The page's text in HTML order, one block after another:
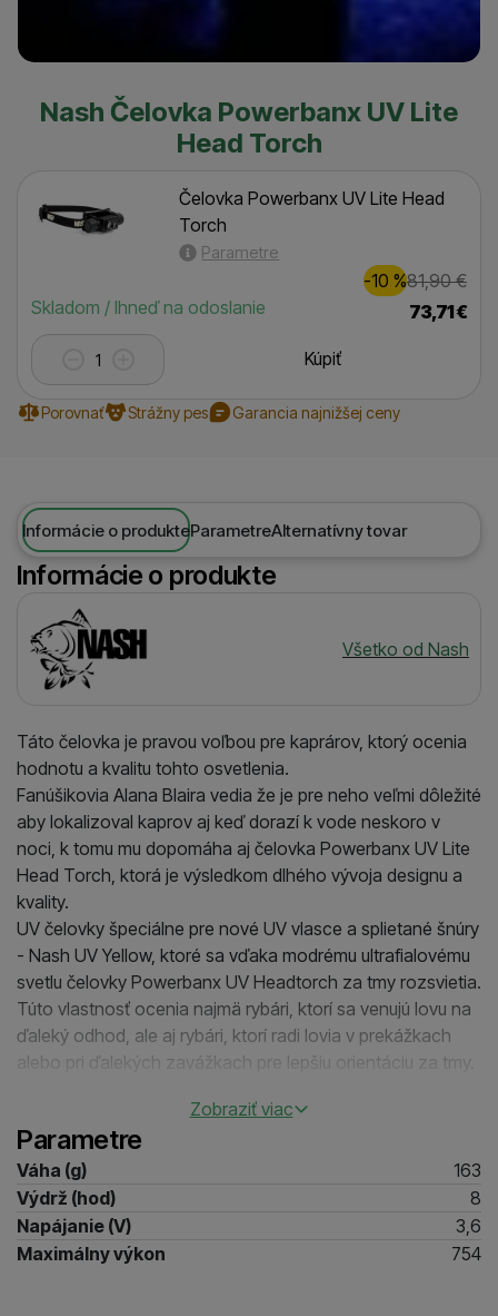
Nash Čelovka Powerbanx UV Lite
Head Torch
Dostupnosť
Skladom / Ihneď na odoslanie
Čelovka Powerbanx UV Lite Head
Torch
Parametre
81,90€
Zľava
8,00€
(
-10 %
)
73,71€
Kúpiť
Porovnať Strážny pes Garancia najnižšej ceny
Informácie o produkteParametreAlternatívny tovar
Informácie o produkte
Výrobca
Všetko od Nash
Táto čelovka je pravou voľbou pre kaprárov, ktorý ocenia
hodnotu a kvalitu tohto osvetlenia.
Fanúšikovia Alana Blaira vedia že je pre neho veľmi dôležité
aby lokalizoval kaprov aj keď dorazí k vode neskoro v
noci, k tomu mu dopomáha aj čelovka Powerbanx UV Lite
Head Torch, ktorá je výsledkom dlhého vývoja designu a
kvality.
UV čelovky špeciálne pre nové UV vlasce a splietané šnúry
- Nash UV Yellow, ktoré sa vďaka modrému ultrafialovému
svetlu čelovky Powerbanx UV Headtorch za tmy rozsvietia.
Túto vlastnosť ocenia najmä rybári, ktorí sa venujú lovu na
ďaleký odhod, ale aj rybári, ktorí radi lovia v prekážkach
alebo pri ďalekých zavážkach pre lepšiu orientáciu za tmy.
• Dosah lúča 11-140 m
• Jedným dotykom je možné prepínať medzi štyrmi
možnosťami nastavenia svetla čelovky
• Možnosti nastavenia - Nízka biela > Vysoká biela >
Vysoká modrá > Modrá a biela vysoká
• Dodávané vrátane nabíjacieho kábla USB-C
Zobraziť viac
Parametre
Váha (g)
163
Výdrž (hod)
8
Napájanie (V)
3,6
Maximálny výkon
754